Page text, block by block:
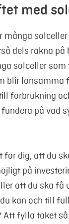
med
många
dels räkna på
solceller
blir lönsamma
förbrukning
på vad
för dig, att du
på
att du ska få
kan och till
Att fylla taket